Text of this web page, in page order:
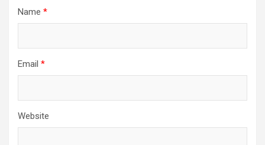
Name *
Email *
Website